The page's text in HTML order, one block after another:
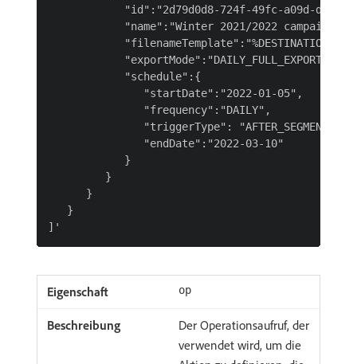
"id":"2d79d0d8-724f-49fc-a09d-
            "name":"Winter 2021/2022 campaign",
            "exportMode":"DAILY_FULL_EXPORT",
            "schedule":{
               "startDate":"2022-01-05",
               "frequency":"DAILY",
"triggerType":
               "endDate":"2022-03-10"
            }
         }
      }
   }
op
Der Operationsaufruf, der
verwendet wird, um die